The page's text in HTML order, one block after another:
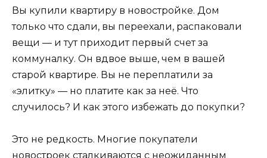
Вы купили квартиру в новостройке. Дом
только что сдали, вы переехали, распаковали
вещи — и тут приходит первый счет за
коммуналку. Он вдвое выше, чем в вашей
старой квартире. Вы не переплатили за
«элитку» — но платите как за неё. Что
случилось? И как этого избежать до покупки?
Это не редкость. Многие покупатели
новостроек сталкиваются с неожиданным